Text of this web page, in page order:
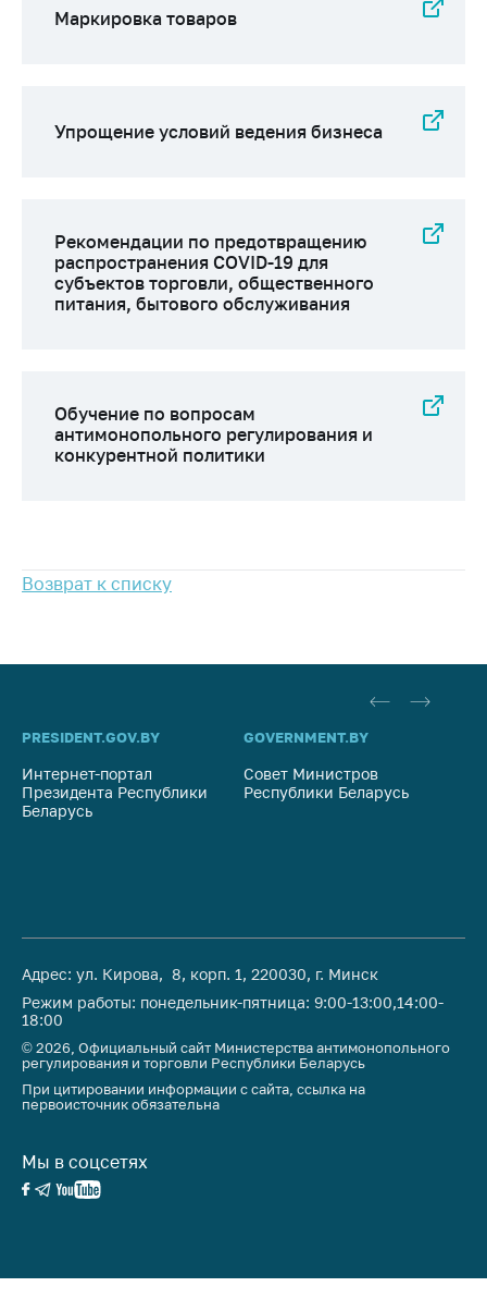
Контакты
Министра
Вышестоящий
государственный
орган
Ценообразование
на лекарственные
технику
факта нарушения
антимонопольного
Предостережения и
предупреждения
Маркировка
Упрощение условий
ведения бизнеса
Рекомендации по
предотвращению
распространения
субъектов торговли,
общественного
питания, бытового
вопросам
Маркировка товаров
Упрощение условий ведения бизнеса
Рекомендации по предотвращению
распространения COVID-19 для
субъектов торговли, общественного
питания, бытового обслуживания
Обучение по вопросам
антимонопольного регулирования и
конкурентной политики
Возврат к списку
PRESIDENT.GOV.BY
Интернет-портал
Президента Республики
Беларусь
GOVERNMENT.BY
Совет Министров
Республики Беларусь
Адрес: ул. Кирова, 8, корп. 1, 220030, г. Минск
Режим работы: понедельник-пятница: 9:00-13:00,14:00-
18:00
© 2026, Официальный сайт Министерства антимонопольного
регулирования и торговли Республики Беларусь
При цитировании информации с сайта, ссылка на
первоисточник обязательна
Мы в соцсетях